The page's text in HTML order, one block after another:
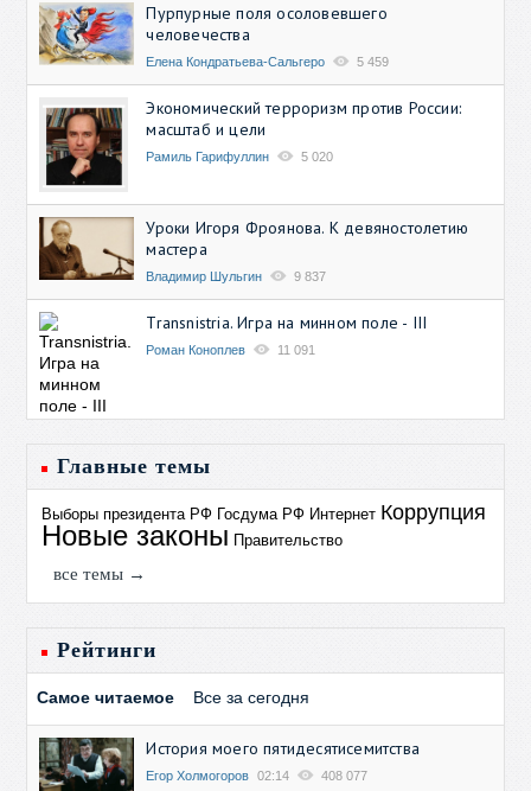
Пурпурные поля осоловевшего
человечества
Елена Кондратьева-Сальгеро 5 459
Экономический терроризм против России:
масштаб и цели
Рамиль Гарифуллин 5 020
Уроки Игоря Фроянова. К девяностолетию
мастера
Владимир Шульгин 9 837
Transnistria. Игра на минном поле - III
Роман Коноплев 11 091
Главные темы
Выборы президента РФ Госдума РФ Интернет Коррупция
Новые законы Правительство
все темы →
Рейтинги
Самое читаемое Все за сегодня
История моего пятидесятисемитства
Егор Холмогоров 02:14 408 077